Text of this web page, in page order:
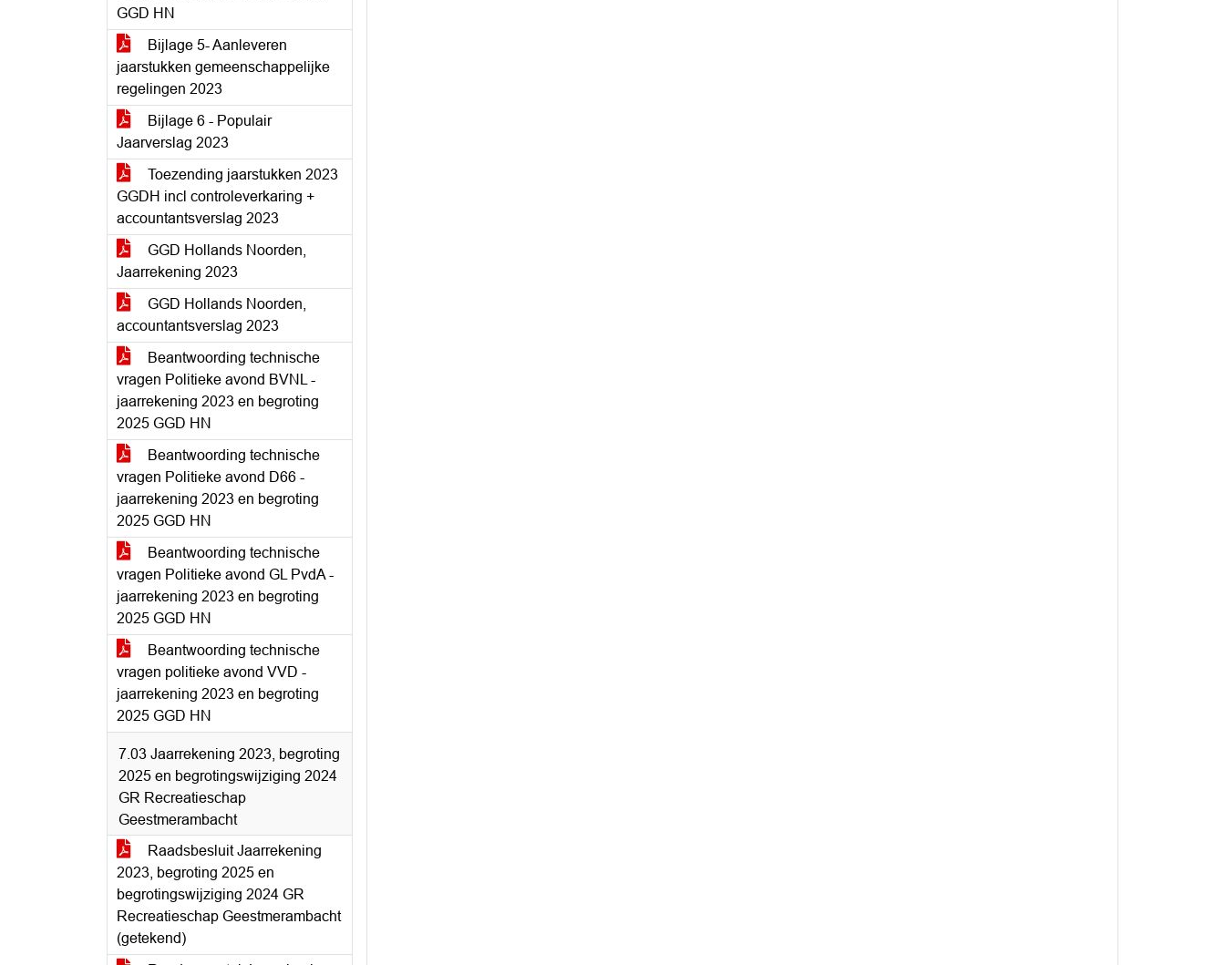
GGD HN
Bijlage 5- Aanleveren
jaarstukken gemeenschappelijke
regelingen 2023
Bijlage 6 - Populair
Jaarverslag 2023
Toezending jaarstukken 2023
GGDH incl controleverkaring +
accountantsverslag 2023
GGD Hollands Noorden,
Jaarrekening 2023
GGD Hollands Noorden,
accountantsverslag 2023
Beantwoording technische
vragen Politieke avond BVNL -
jaarrekening 2023 en begroting
2025 GGD HN
Beantwoording technische
vragen Politieke avond D66 -
jaarrekening 2023 en begroting
2025 GGD HN
Beantwoording technische
vragen Politieke avond GL PvdA -
jaarrekening 2023 en begroting
2025 GGD HN
Beantwoording technische
vragen politieke avond VVD -
jaarrekening 2023 en begroting
2025 GGD HN
7.03 Jaarrekening 2023, begroting
2025 en begrotingswijziging 2024
GR Recreatieschap
Geestmerambacht
Raadsbesluit Jaarrekening
2023, begroting 2025 en
begrotingswijziging 2024 GR
Recreatieschap Geestmerambacht
(getekend)